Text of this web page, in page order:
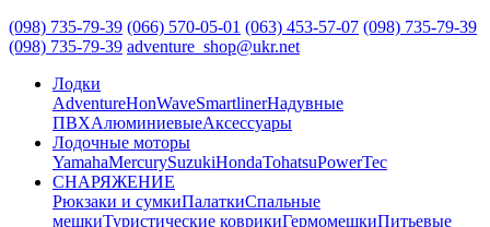
(098) 735-79-39 (066) 570-05-01 (063) 453-57-07 (098) 735-79-39
(098) 735-79-39 adventure_shop@ukr.net
Лодки
AdventureHonWaveSmartlinerНадувные
ПВХАлюминиевыеАксессуары
Лодочные моторы
YamahaMercurySuzukiHondaTohatsuPowerTec
СНАРЯЖЕНИЕ
Рюкзаки и сумкиПалаткиСпальные
мешкиТуристические коврикиГермомешкиПитьевые